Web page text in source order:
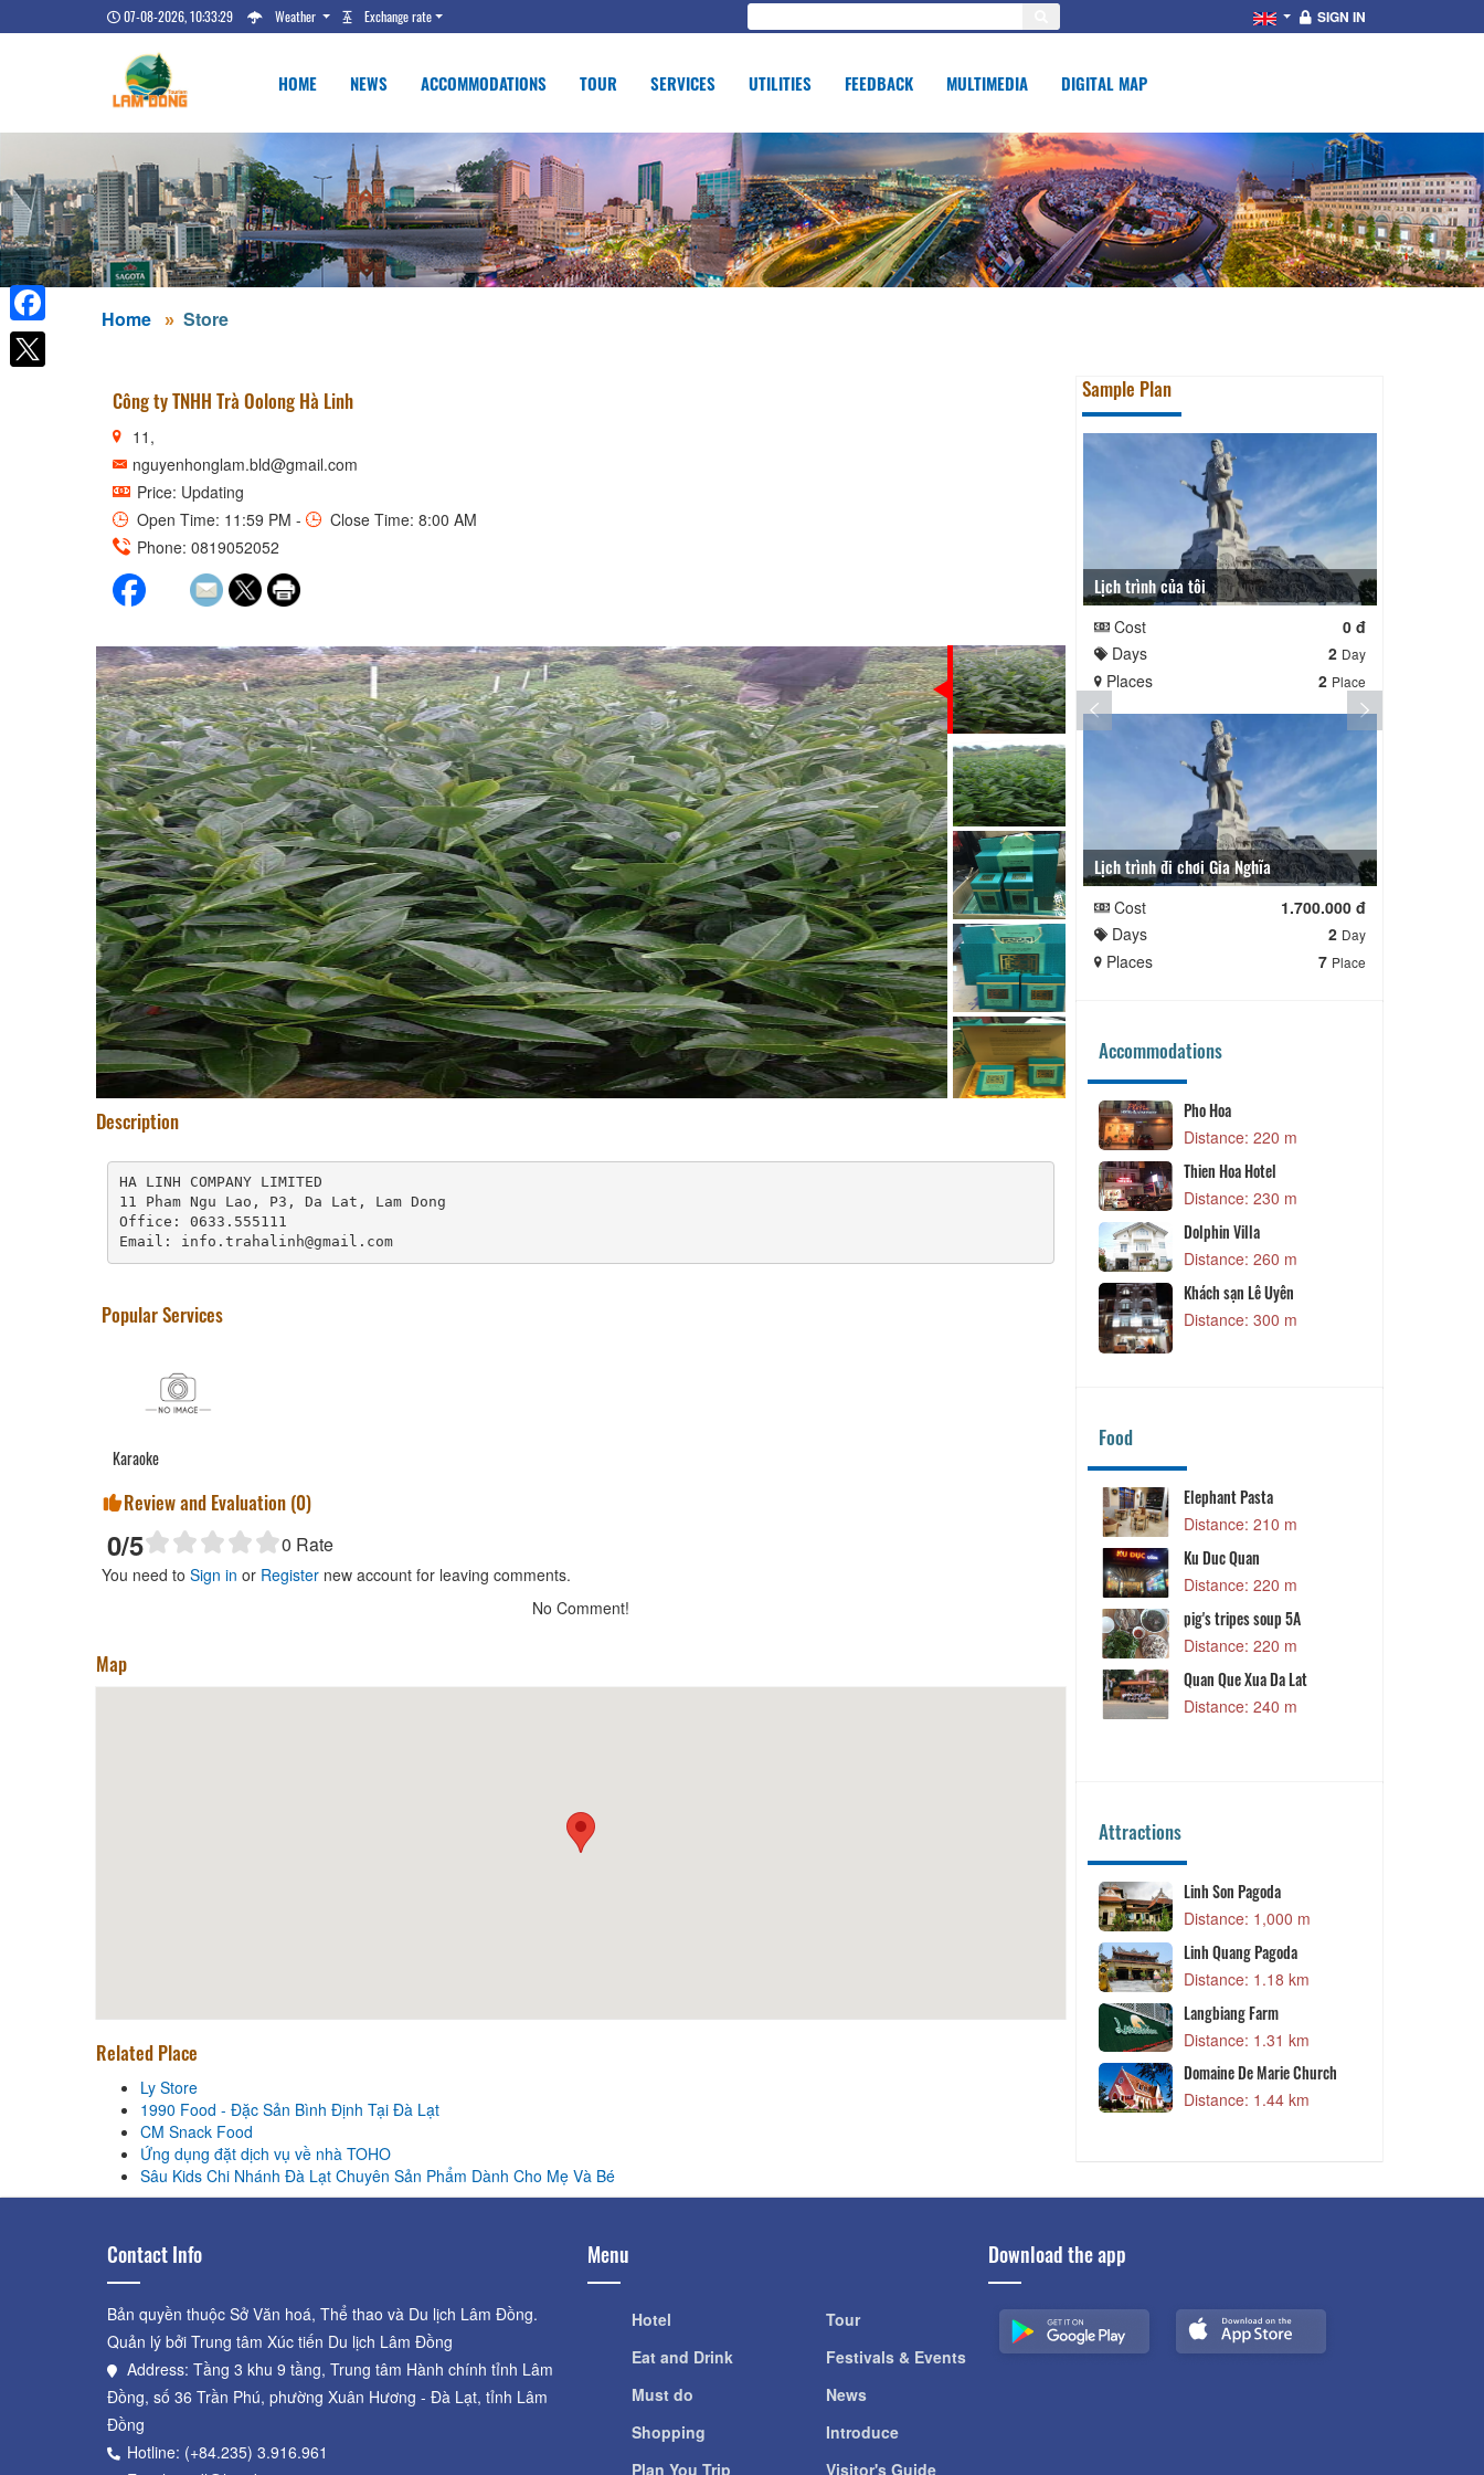
07-08-2026, 10:33:30 Weather Exchange rate SIGN IN
HOME NEWS ACCOMMODATIONS TOUR SERVICES UTILITIES FEEDBACK MULTIMEDIA DIGITAL MAP
Home Store
Công ty TNHH Trà Oolong Hà Linh
11,
nguyenhonglam.bld@gmail.com
Price: Updating
Open Time: 11:59 PM -
Close Time: 8:00 AM
Phone: 0819052052
Description
HA LINH COMPANY LIMITED
11 Pham Ngu Lao, P3, Da Lat, Lam Dong
Office: 0633.555111
Email: info.trahalinh@gmail.com
Popular Services
Karaoke
Review and Evaluation (0)
0/5 0 Rate
You need to Sign in or Register new account for leaving comments.
No Comment!
Map
Related Place
Ly Store
1990 Food - Đặc Sản Bình Định Tại Đà Lạt
CM Snack Food
Ứng dụng đặt dịch vụ về nhà TOHO
Sâu Kids Chi Nhánh Đà Lạt Chuyên Sản Phẩm Dành Cho Mẹ Và Bé
Sample Plan
Lịch trình của tôi
Cost
0 đ
Days
2 Day
Places 2 Place
Lịch trình đi chơi Gia Nghĩa
Cost
1.700.000 đ
Days
2 Day
Places 7 Place
Accommodations
Pho Hoa
Distance: 220 m
Thien Hoa Hotel
Distance: 230 m
Dolphin Villa
Distance: 260 m
Khách sạn Lê Uyên
Distance: 300 m
Food
Distance: 200 m
Elephant Pasta
Distance: 210 m
Ku Duc Quan
Distance: 220 m
pig's tripes soup 5A
Distance: 220 m
Quan Que Xua Da Lat
Distance: 240 m
Attractions
Linh Son Pagoda
Distance: 1,000 m
Linh Quang Pagoda
Distance: 1.18 km
Langbiang Farm
Distance: 1.31 km
Domaine De Marie Church
Distance: 1.44 km
Contact Info
Bản quyền thuộc Sở Văn hoá, Thể thao và Du lịch Lâm Đồng.
Quản lý bởi Trung tâm Xúc tiến Du lịch Lâm Đồng
Address: Tầng 3 khu 9 tầng, Trung tâm Hành chính tỉnh Lâm
Đồng, số 36 Trần Phú, phường Xuân Hương - Đà Lạt, tỉnh Lâm
Đồng
Hotline: (+84.235) 3.916.961
Menu
Hotel
Eat and Drink
Must do
Shopping
Plan You Trip
Tour
Festivals & Events
News
Introduce
Visitor's Guide
Download the app
Facebook